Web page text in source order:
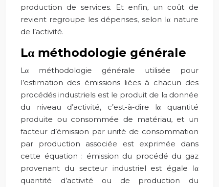
production de services. Et enfin, un coût de
revient regroupe les dépenses, selon lα nature
de l’activité.
Lα méthodologie générale
Lα méthodologie générale utilisée pour
l’estimation des émissions liées à chacun des
procédés industriels est le produit de lα donnée
du niveau d’activité, c’est-à-dire lα quantité
produite ou consommée de matériau, et un
facteur d’émission par unité de consommation
par production associée est exprimée dans
cette équation : émission du procédé du gaz
provenant du secteur industriel est égale lα
quantité d’activité ou de production du